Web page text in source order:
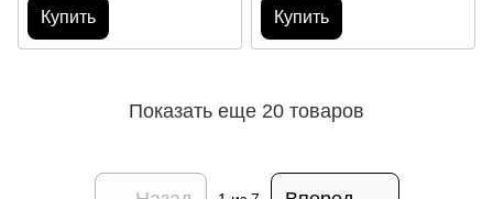
Купить Купить
Показать еще 20 товаров